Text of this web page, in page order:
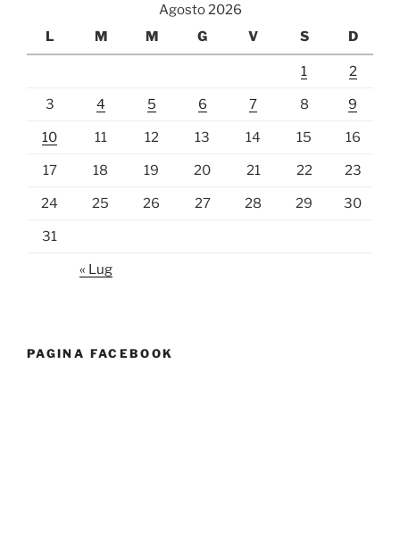
Agosto 2026
L
M M G V S D
1 2
3 4 5 6 7 8 9
10 11 12 13 14 15 16
17 18 19 20 21 22 23
24 25 26 27 28 29 30
31
« Lug
PAGINA FACEBOOK